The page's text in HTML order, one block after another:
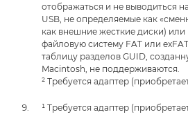
отображаться и не выводиться
USB, не определяемые как
как внешние жесткие диски)
файловую систему FAT или
таблицу разделов GUID,
Macintosh, не поддерживаются.
² Требуется адаптер
¹ Требуется адаптер